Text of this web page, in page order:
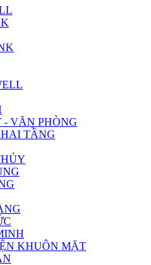
- VĂN PHÒNG
TẦNG
KHUÔN MẶT